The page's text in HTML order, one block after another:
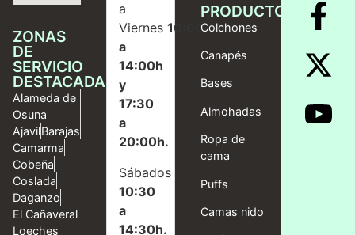
ZONAS
DE
SERVICIO
DESTACADAS
Alameda de
Osuna
AjavilBarajas
Camarma
Cobeña
Coslada
Daganzo
El Cañaveral
Loeches
a
Viernes10:00
a
14:00h
y
17:30
a
20:00h.
Sábados
10:30
a
14:30h.
PRODUCTOS
Colchones
Canapés
Bases
Almohadas
Ropa de
cama
Puffs
Camas nido